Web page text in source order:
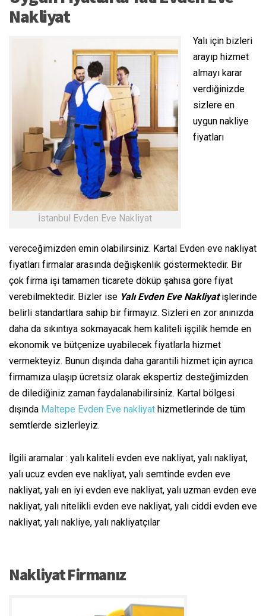
Nakliyat
İstanbul Evden Eve Nakliyat
Yalı için bizleri
arayıp hizmet
almayı karar
verdiğinizde
sizlere en
uygun nakliye
fiyatları
vereceğimizden emin olabilirsiniz. Kartal Evden eve nakliyat
fiyatları firmalar arasında değişkenlik göstermektedir. Bir
çok firma işi tamamen ticarete döküp şahısa göre fiyat
verebilmektedir. Bizler ise Yalı Evden Eve Nakliyatişlerinde
belirli standartlara sahip bir firmayız. Sizleri en zor anınızda
daha da sıkıntıya sokmayacak hem kaliteli işçilik hemde en
ekonomik ve bütçenize uyabilecek fiyatlarla hizmet
vermekteyiz. Bunun dışında daha garantili hizmet için ayrıca
firmamıza ulaşıp ücretsiz olarak ekspertiz desteğimizden
de dilediğiniz zaman faydalanabilirsiniz. Kartal bölgesi
dışında Maltepe Evden Eve nakliyat hizmetlerinde de tüm
semtlerde sizlerleyiz.
İlgili aramalar : yalı kaliteli evden eve nakliyat, yalı nakliyat,
yalı ucuz evden eve nakliyat, yalı semtinde evden eve
nakliyat, yalı en iyi evden eve nakliyat, yalı uzman evden eve
nakliyat, yalı nitelikli evden eve nakliyat, yalı ciddi evden eve
nakliyat, yalı nakliye, yalı nakliyatçılar
Nakliyat Firmanız